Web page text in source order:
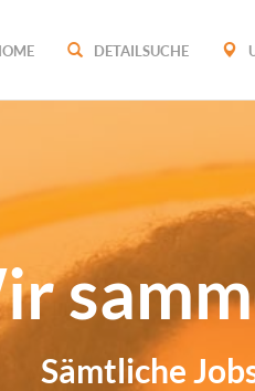
DETAILSUCHE
Jobs,